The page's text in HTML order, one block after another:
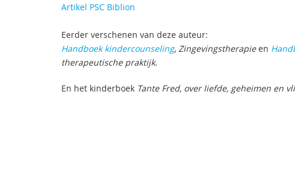
Artikel PSC Biblion
Eerder verschenen van deze auteur:
Handboek kindercounseling, Zingevingstherapieen
therapeutische praktijk.
En het kinderboek Tante Fred, over liefde, geheimen en